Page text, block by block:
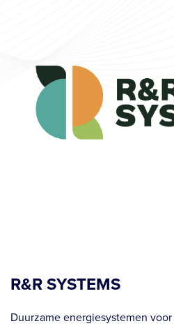
R&R SYSTEMS
Duurzame energiesystemen